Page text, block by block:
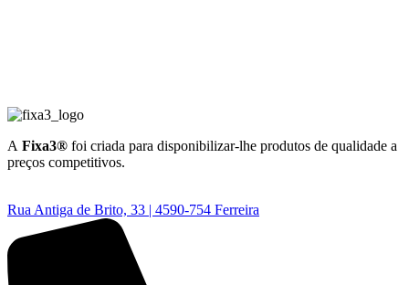
A Fixa3® foi criada para disponibilizar-lhe produtos de qualidade a
preços competitivos.
Rua Antiga de Brito, 33 | 4590-754 Ferreira